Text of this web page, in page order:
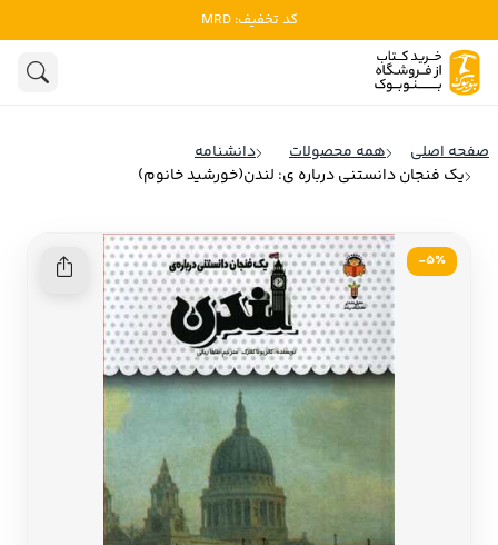
کد تخفیف: MRD
ادبیات
روانشناسی
تاریخ و سیاست
کودک و نوجوان
ادبیات آمریکا
ادبیات فرانسه
ادبیات ایتالیا
ادبیات روسیه
ادبیات آمریکای لاتین
ادبیات آلمان
ادبیات ترکیه
ادبیات آسیا
سایر کشورهای اروپا
صفحه اصلی همه محصولات
دانشنامه
یک فنجان دانستنی درباره ی: لندن(خورشید خانوم)
5٪-